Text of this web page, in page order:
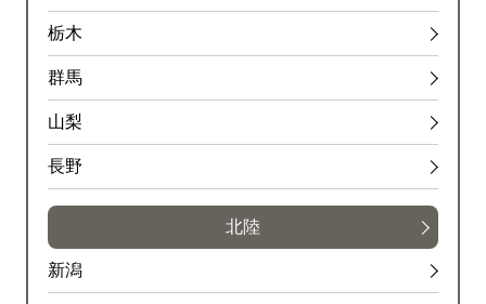
栃木
群馬
山梨
長野
北陸
新潟